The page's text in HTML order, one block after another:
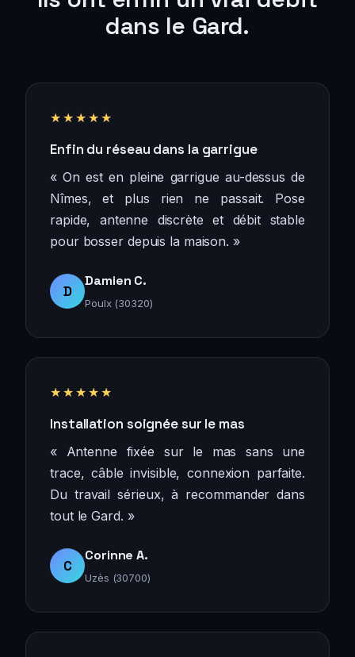
dans le Gard.
★★★★★
Enfin du réseau dans la garrigue
« On est en pleine garrigue au-dessus de
Nîmes, et plus rien ne passait. Pose
rapide, antenne discrète et débit stable
pour bosser depuis la maison. »
D
Damien C.
Poulx (30320)
★★★★★
Installation soignée sur le mas
« Antenne fixée sur le mas sans une
trace, câble invisible, connexion parfaite.
Du travail sérieux, à recommander dans
tout le Gard. »
C
Corinne A.
Uzès (30700)